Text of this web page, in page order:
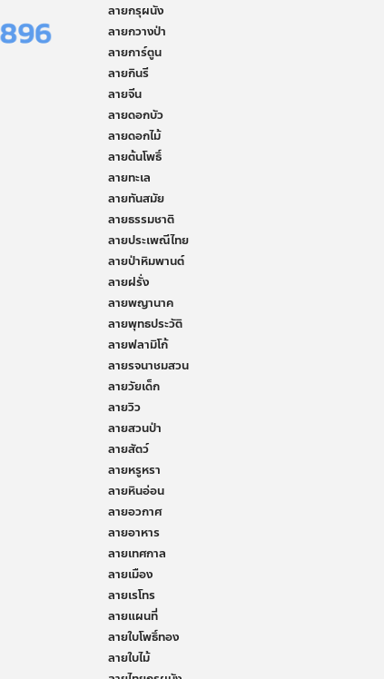
ลายกรุผนัง
ลายกวางป่า
ลายการ์ตูน
ลายกินรี
ลายจีน
ลายดอกบัว
ลายดอกไม้
ลายต้นโพธิ์
ลายทะเล
ลายทันสมัย
ลายธรรมชาติ
ลายประเพณีไทย
ลายป่าหิมพานต์
ลายฝรั่ง
ลายพญานาค
ลายพุทธประวัติ
ลายฟลามิโก้
ลายรจนาชมสวน
ลายวัยเด็ก
ลายวิว
ลายสวนป่า
ลายสัตว์
ลายหรูหรา
ลายหินอ่อน
ลายอวกาศ
ลายอาหาร
ลายเทศกาล
ลายเมือง
ลายเรโทร
ลายแผนที่
ลายใบโพธิ์ทอง
ลายใบไม้